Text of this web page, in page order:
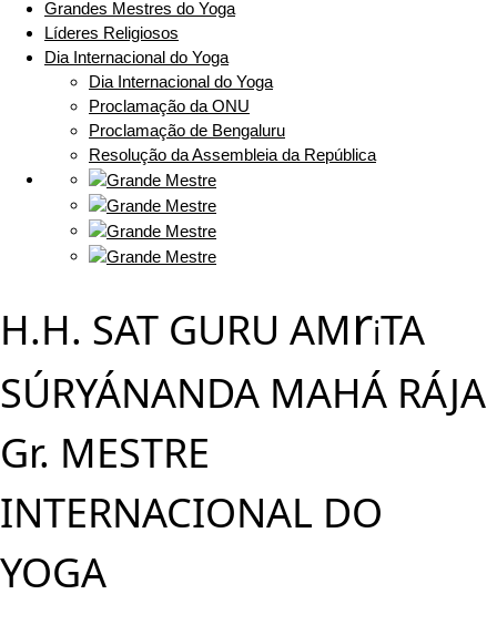
Grandes Mestres do Yoga
Líderes Religiosos
Dia Internacional do Yoga
Dia Internacional do Yoga
Proclamação da ONU
Proclamação de Bengaluru
Resolução da Assembleia da República
H.H. SAT GURU AMriTA
SÚRYÁNANDA MAHÁ RÁJA
Gr. MESTRE
INTERNACIONAL DO
YOGA